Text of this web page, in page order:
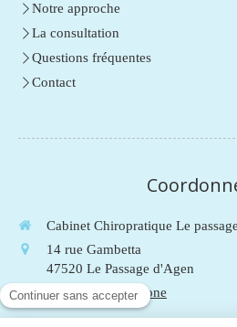
Notre approche
La consultation
Questions fréquentes
Contact
Cabinet Chiropratique Le
14 rue Gambetta
47520 Le Passage d'Agen
Afficher le téléphone